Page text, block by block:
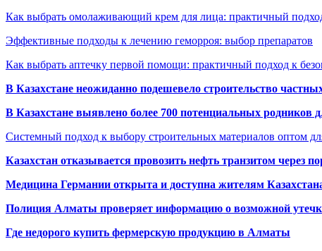
Как выбрать омолаживающий крем для лица: практичный
Эффективные подходы к лечению геморроя: выбор препаратов
Как выбрать аптечку первой помощи: практичный подход к
В Казахстане неожиданно подешевело строительство
В Казахстане выявлено более 700 потенциальных родников
Системный подход к выбору строительных материалов оптом
Казахстан отказывается провозить нефть транзитом через
Медицина Германии открыта и доступна жителям
Полиция Алматы проверяет информацию о возможной
Где недорого купить фермерскую продукцию в Алматы